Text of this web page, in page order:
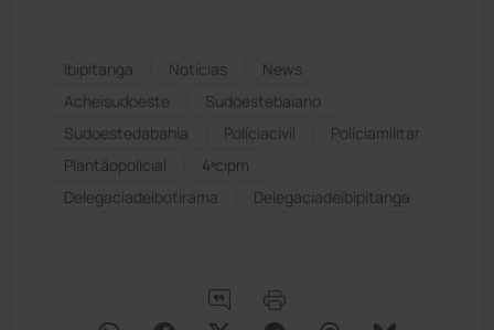
Ibipitanga Notícias
News
Acheisudoeste
Sudoestebaiano
Sudoestedabahia
Políciacivil
Políciamilitar
Plantãopolicial
4ªcipm
Delegaciadeibotirama
Delegaciadeibipitanga